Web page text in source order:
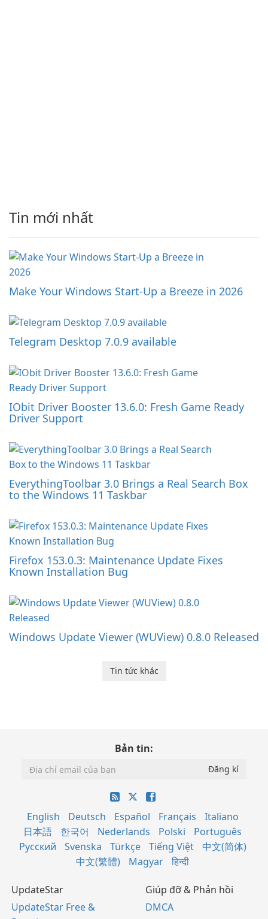
Tin mới nhất
Make Your Windows Start-Up a Breeze in 2026
Telegram Desktop 7.0.9 available
IObit Driver Booster 13.6.0: Fresh Game Ready
Driver Support
EverythingToolbar 3.0 Brings a Real Search Box
to the Windows 11 Taskbar
Firefox 153.0.3: Maintenance Update Fixes
Known Installation Bug
Windows Update Viewer (WUView) 0.8.0 Released
Tin tức khác
Bản tin:
English Deutsch Español Français
Italiano
日本語
한국어 Nederlands Polski
Português
Русский
Svenska Türkçe Tiếng Việt
中文(简体)
中文(繁體)
Magyar हिन्दी
UpdateStar
UpdateStar Free &
Giúp đỡ & Phản hồi
DMCA